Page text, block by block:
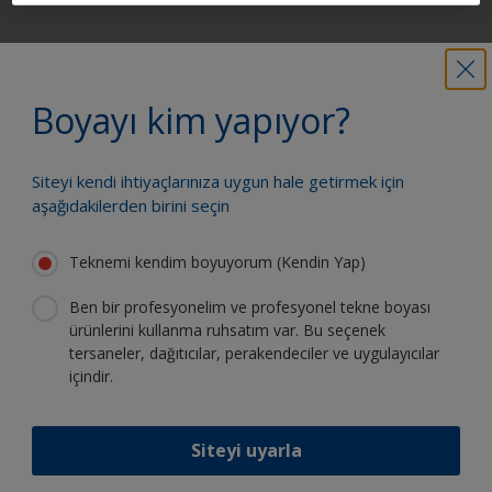
Boyayı kim yapıyor?
Siteyi kendi ihtiyaçlarınıza uygun hale getirmek için
aşağıdakilerden birini seçin
Teknemi kendim boyuyorum (Kendin Yap)
Ben bir profesyonelim ve profesyonel tekne boyası
ürünlerini kullanma ruhsatım var. Bu seçenek
tersaneler, dağıtıcılar, perakendeciler ve uygulayıcılar
içindir.
Siteyi uyarla
Sürekli inovasyon ve bilimsel
uzmanlığımızdan faydalanın
International'ı takip edin: